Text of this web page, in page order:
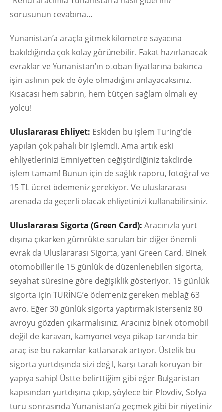
sorusunun cevabına…
Yunanistan’a araçla gitmek kilometre sayacına
bakıldığında çok kolay görünebilir. Fakat hazırlanacak
evraklar ve Yunanistan’ın otoban fiyatlarına bakınca
işin aslının pek de öyle olmadığını anlayacaksınız.
Kısacası hem sabrın, hem bütçen sağlam olmalı ey
yolcu!
Uluslararası Ehliyet: Eskiden bu işlem Turing’de
yapılan çok pahalı bir işlemdi. Ama artık eski
ehliyetlerinizi Emniyet’ten değiştirdiğiniz takdirde
işlem tamam! Bunun için de sağlık raporu, fotoğraf ve
15 TL ücret ödemeniz gerekiyor. Ve uluslararası
arenada da geçerli olacak ehliyetinizi kullanabilirsiniz.
Uluslararası Sigorta (Green Card): Aracınızla yurt
dışına çıkarken gümrükte sorulan bir diğer önemli
evrak da Uluslararası Sigorta, yani Green Card. Binek
otomobiller ile 15 günlük de düzenlenebilen sigorta,
seyahat süresine göre değişiklik gösteriyor. 15 günlük
sigorta için TURİNG’e ödemeniz gereken meblağ 63
avro. Eğer 30 günlük sigorta yaptırmak isterseniz 80
avroyu gözden çıkarmalısınız. Aracınız binek otomobil
değil de karavan, kamyonet veya pikap tarzında bir
araç ise bu rakamlar katlanarak artıyor. Üstelik bu
sigorta yurtdışında sizi değil, karşı tarafı koruyan bir
yapıya sahip! Üstte belirttiğim gibi eğer Bulgaristan
kapısından yurtdışına çıkıp, şöylece bir Plovdiv, Sofya
turu sonrasında Yunanistan’a geçmek gibi bir niyetiniz